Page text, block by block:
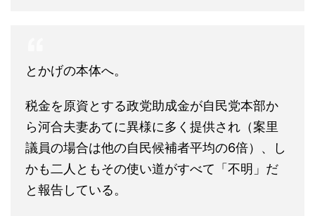
とかげの本体へ。
税金を原資とする政党助成金が自民党本部か
ら河合夫妻あてに異様に多く提供され（案里
議員の場合は他の自民候補者平均の6倍）、し
かも二人ともその使い道がすべて「不明」だ
と報告している。